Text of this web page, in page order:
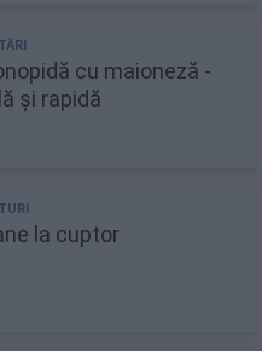
cu maioneză -
și rapidă
la cuptor